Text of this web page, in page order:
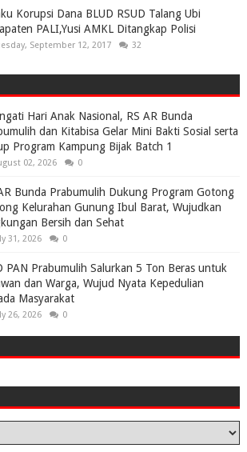
Korupsi Dana BLUD RSUD Talang Ubi
PALI,Yusi AMKL Ditangkap Polisi
September 12, 2017 32
Hari Anak Nasional, RS AR Bunda
dan Kitabisa Gelar Mini Bakti Sosial serta
Program Kampung Bijak Batch 1
02, 2026 0
Bunda Prabumulih Dukung Program Gotong
Kelurahan Gunung Ibul Barat, Wujudkan
Bersih dan Sehat
31, 2026 0
PAN Prabumulih Salurkan 5 Ton Beras untuk
dan Warga, Wujud Nyata Kepedulian
Masyarakat
26, 2026 0